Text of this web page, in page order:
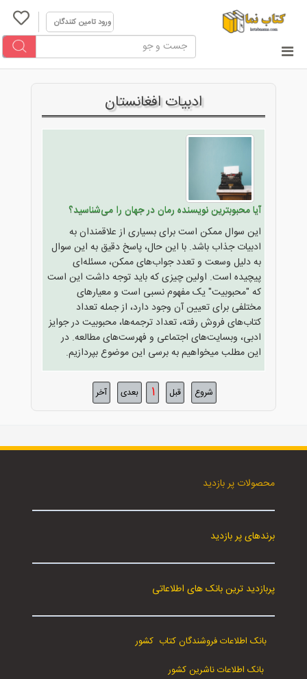
ورود تامین کنندگان
ادبیات افغانستان
آیا محبوبترین نویسنده رمان در جهان را می‌شناسید؟
این سوال ممکن است برای بسیاری از علاقمندان به
ادبیات جذاب باشد. با این حال، پاسخ دقیق به این سوال
به دلیل وسعت و تعدد جواب‌های ممکن، مسئله‌ای
پیچیده است. اولین چیزی که باید توجه داشت این است
که "محبوبیت" یک مفهوم نسبی است و معیارهای
مختلفی برای تعیین آن وجود دارد، از جمله تعداد
کتاب‌های فروش رفته، تعداد ترجمه‌ها، محبوبیت در جوایز
ادبی، وبسایت‌های اجتماعی و فهرست‌های مطالعه. در
این مطلب میخواهیم به برسی این موضوع بپردازیم.
شروع قبل 1 بعدی آخر
محصولات پر بازدید
برندهای پر بازدید
پربازدید ترین بانک های اطلاعاتی
بانک اطلاعات فروشندگان کتاب کشور
بانک اطلاعات ناشرین کشور